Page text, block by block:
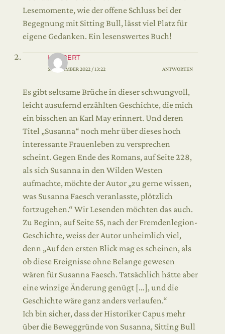
Lesemomente, wie der offene Schluss bei der
Begegnung mit Sitting Bull, lässt viel Platz für
eigene Gedanken. Ein lesenswertes Buch!
HERBERT
5. DEZEMBER 2022 / 13:22 ANTWORTEN
Es gibt seltsame Brüche in dieser schwungvoll,
leicht ausufernd erzählten Geschichte, die mich
ein bisschen an Karl May erinnert. Und deren
Titel „Susanna“ noch mehr über dieses hoch
interessante Frauenleben zu versprechen
scheint. Gegen Ende des Romans, auf Seite 228,
als sich Susanna in den Wilden Westen
aufmachte, möchte der Autor „zu gerne wissen,
was Susanna Faesch veranlasste, plötzlich
fortzugehen.“ Wir Lesenden möchten das auch.
Zu Beginn, auf Seite 55, nach der Fremdenlegion-
Geschichte, weiss der Autor unheimlich viel,
denn „Auf den ersten Blick mag es scheinen, als
ob diese Ereignisse ohne Belange gewesen
wären für Susanna Faesch. Tatsächlich hätte aber
eine winzige Änderung genügt […], und die
Geschichte wäre ganz anders verlaufen.“
Ich bin sicher, dass der Historiker Capus mehr
über die Beweggründe von Susanna, Sitting Bull